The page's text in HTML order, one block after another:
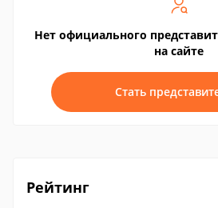
Нет официального
на сайте
Стать
Рейтинг